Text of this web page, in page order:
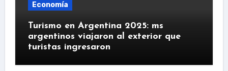
Economía
Turismo en Argentina 2025: ms
argentinos viajaron al exterior que
turistas ingresaron